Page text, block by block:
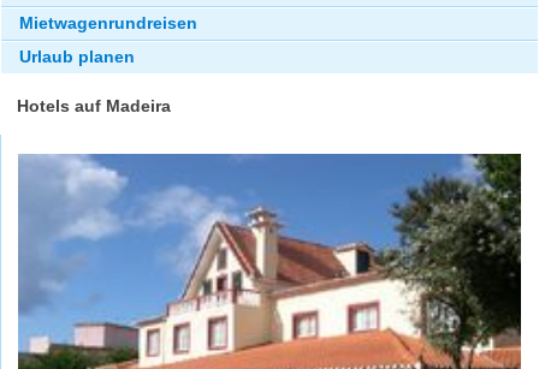
Mietwagenrundreisen
Urlaub planen
Hotels auf Madeira